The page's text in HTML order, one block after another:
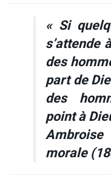
« Si
s’attende
des
part de
des
point à
morale